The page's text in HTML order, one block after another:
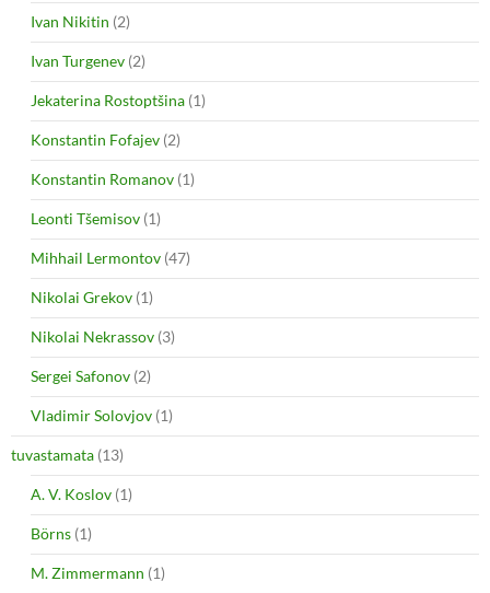
Ivan Nikitin (2)
Ivan Turgenev (2)
Jekaterina Rostoptšina (1)
Konstantin Fofajev (2)
Konstantin Romanov (1)
Leonti Tšemisov (1)
Mihhail Lermontov (47)
Nikolai Grekov (1)
Nikolai Nekrassov (3)
Sergei Safonov (2)
Vladimir Solovjov (1)
tuvastamata (13)
A. V. Koslov (1)
Börns (1)
M. Zimmermann (1)